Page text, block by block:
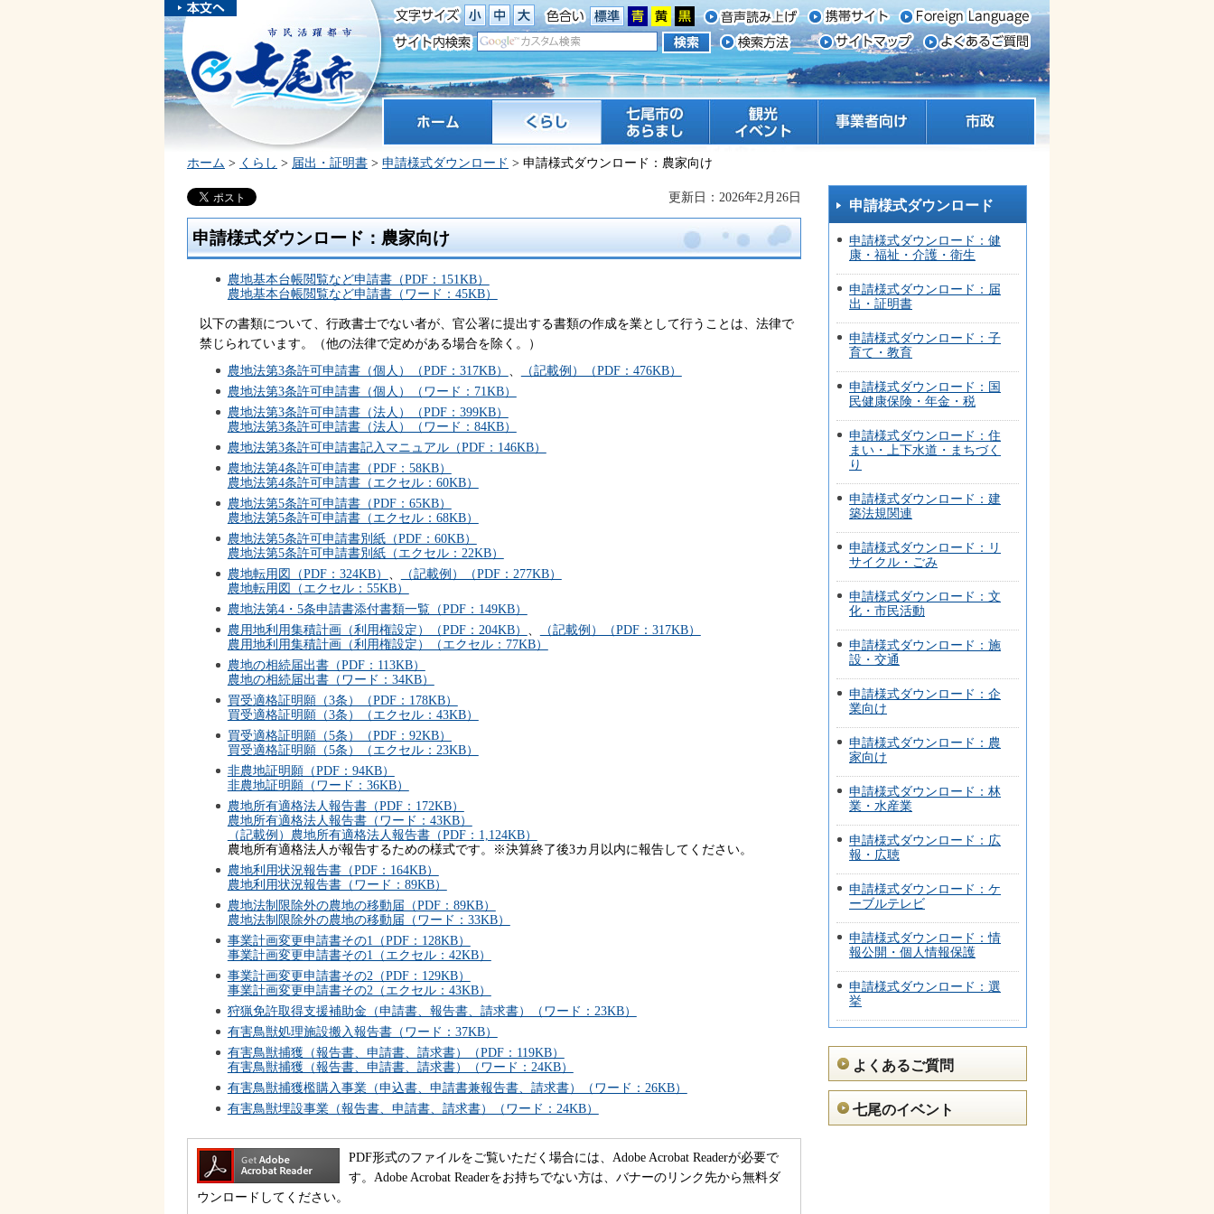
本文へスキ
ップしま
す。
市民活躍都市 七尾市
くらし 七尾市のあらまし 観光 イベント
ホーム > くらし > 届出・証明書 > 申請様式ダウンロード > 申請様式ダウンロード：農家向け
更新日：2026年2月26日
申請様式ダウンロード：農家向け
農地基本台帳閲覧など申請書（PDF：151KB）
農地基本台帳閲覧など申請書（ワード：45KB）
以下の書類について、行政書士でない者が、官公署に提出する書類の作成を業として行うことは、法律で
禁じられています。（他の法律で定めがある場合を除く。）
農地法第3条許可申請書（個人）（PDF：317KB） 、
（記載例）（PDF：476KB）
農地法第3条許可申請書（個人）（ワード：71KB）
農地法第3条許可申請書（法人）（PDF：399KB）
農地法第3条許可申請書（法人）（ワード：84KB）
農地法第3条許可申請書記入マニュアル（PDF：146KB）
農地法第4条許可申請書（PDF：58KB）
農地法第4条許可申請書（エクセル：60KB）
農地法第5条許可申請書（PDF：65KB）
農地法第5条許可申請書（エクセル：68KB）
農地法第5条許可申請書別紙（PDF：60KB）
農地法第5条許可申請書別紙（エクセル：22KB）
農地転用図（PDF：324KB） 、
（記載例）（PDF：277KB）
農地転用図（エクセル：55KB）
農地法第4・5条申請書添付書類一覧（PDF：149KB）
農用地利用集積計画（利用権設定）（PDF：204KB） 、
（記載例）（PDF：317KB）
農用地利用集積計画（利用権設定）（エクセル：77KB）
農地の相続届出書（PDF：113KB）
農地の相続届出書（ワード：34KB）
買受適格証明願（3条）（PDF：178KB）
買受適格証明願（3条）（エクセル：43KB）
買受適格証明願（5条）（PDF：92KB）
買受適格証明願（5条）（エクセル：23KB）
非農地証明願（PDF：94KB）
非農地証明願（ワード：36KB）
農地所有適格法人報告書（PDF：172KB）
農地所有適格法人報告書（ワード：43KB）
（記載例）農地所有適格法人報告書（PDF：1,124KB）
農地所有適格法人が報告するための様式です。※決算終了後3カ月以内に報告してください。
農地利用状況報告書（PDF：164KB）
農地利用状況報告書（ワード：89KB）
農地法制限除外の農地の移動届（PDF：89KB）
農地法制限除外の農地の移動届（ワード：33KB）
事業計画変更申請書その1（PDF：128KB）
事業計画変更申請書その1（エクセル：42KB）
事業計画変更申請書その2（PDF：129KB）
事業計画変更申請書その2（エクセル：43KB）
狩猟免許取得支援補助金（申請書、報告書、請求書）（ワード：23KB）
有害鳥獣処理施設搬入報告書（ワード：37KB）
有害鳥獣捕獲（報告書、申請書、請求書）（PDF：119KB）
有害鳥獣捕獲（報告書、申請書、請求書）（ワード：24KB）
有害鳥獣捕獲檻購入事業（申込書、申請書兼報告書、請求書）（ワード：26KB）
有害鳥獣埋設事業（報告書、申請書、請求書）（ワード：24KB）
PDF形式のファイルをご覧いただく場合には、Adobe Acrobat Readerが必要で
す。Adobe Acrobat Readerをお持ちでない方は、バナーのリンク先から無料ダ
ウンロードしてください。
申請様式ダウンロード
申請様式ダウンロード：健
康・福祉・介護・衛生
申請様式ダウンロード：届
出・証明書
申請様式ダウンロード：子
育て・教育
申請様式ダウンロード：国
民健康保険・年金・税
申請様式ダウンロード：住
まい・上下水道・まちづく
り
申請様式ダウンロード：建
築法規関連
申請様式ダウンロード：リ
サイクル・ごみ
申請様式ダウンロード：文
化・市民活動
申請様式ダウンロード：施
設・交通
申請様式ダウンロード：企
業向け
申請様式ダウンロード：農
家向け
申請様式ダウンロード：林
業・水産業
申請様式ダウンロード：広
報・広聴
申請様式ダウンロード：ケ
ーブルテレビ
申請様式ダウンロード：情
報公開・個人情報保護
申請様式ダウンロード：選
挙
よくあるご質問
七尾のイベント